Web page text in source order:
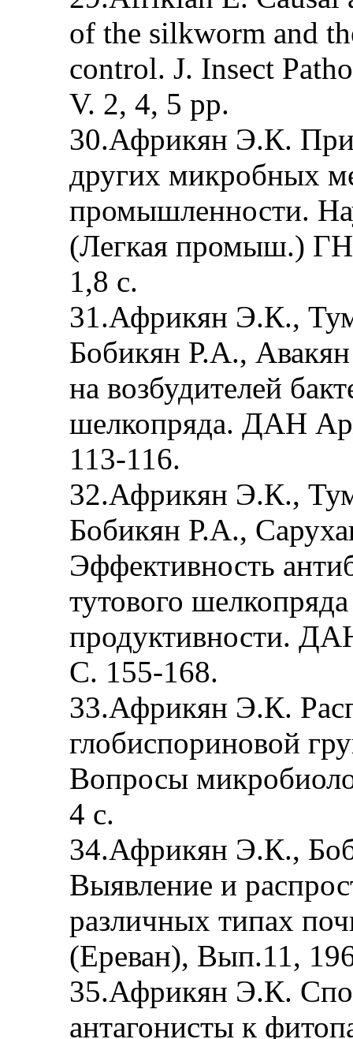
of the silkworm and
control. J. Insect
V. 2, 4, 5 pp.
30.Африкян Э.К.
других микробных
промышленности.
(Легкая промыш.)
1,8 с.
31.Африкян Э.К.,
Бобикян Р.А.,
на возбудителей
шелкопряда. ДАН
113-116.
32.Африкян Э.К.,
Бобикян Р.А.,
Эффективность
тутового
продуктивности.
С. 155-168.
33.Африкян Э.К.
глобиспориновой
Вопросы
4 с.
34.Африкян Э.К.,
Выявление и
различных типах
(Ереван), Вып.11,
35.Африкян Э.К.
антагонисты к